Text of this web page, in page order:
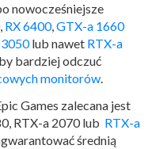
nowocześniejsze
RX 6400,GTX-a 1660
lub nawet RTX-a
bardziej odczuć
monitorów.
Games zalecana jest
RTX-a 2070 lub RTX-a
średnią